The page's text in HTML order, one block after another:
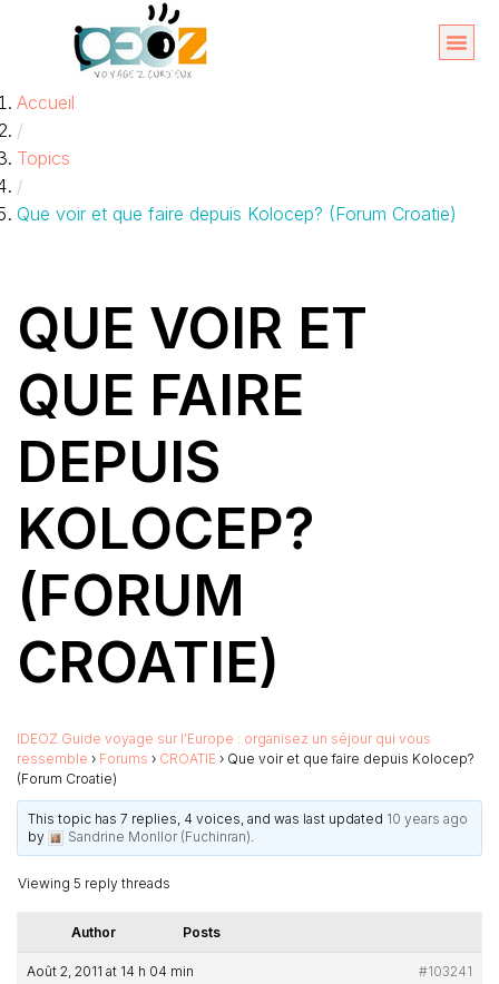
contenu
Accueil
/
Topics
/
Que voir et que faire depuis Kolocep? (Forum Croatie)
QUE VOIR ET
QUE FAIRE
DEPUIS
KOLOCEP?
(FORUM
CROATIE)
IDEOZ Guide voyage sur l’Europe : organisez un séjour qui vous
ressemble › Forums › CROATIE › Que voir et que faire depuis Kolocep?
(Forum Croatie)
This topic has 7 replies, 4 voices, and was last updated 10 years ago
by
Sandrine Monllor (Fuchinran).
Viewing 5 reply threads
Author Posts
Août 2, 2011 at 14 h 04 min #103241